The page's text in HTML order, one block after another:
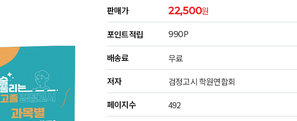
판매가
22,500원
포인트적립
990P
배송료
무료
저자
검정고시 학원연합회
페이지수
492